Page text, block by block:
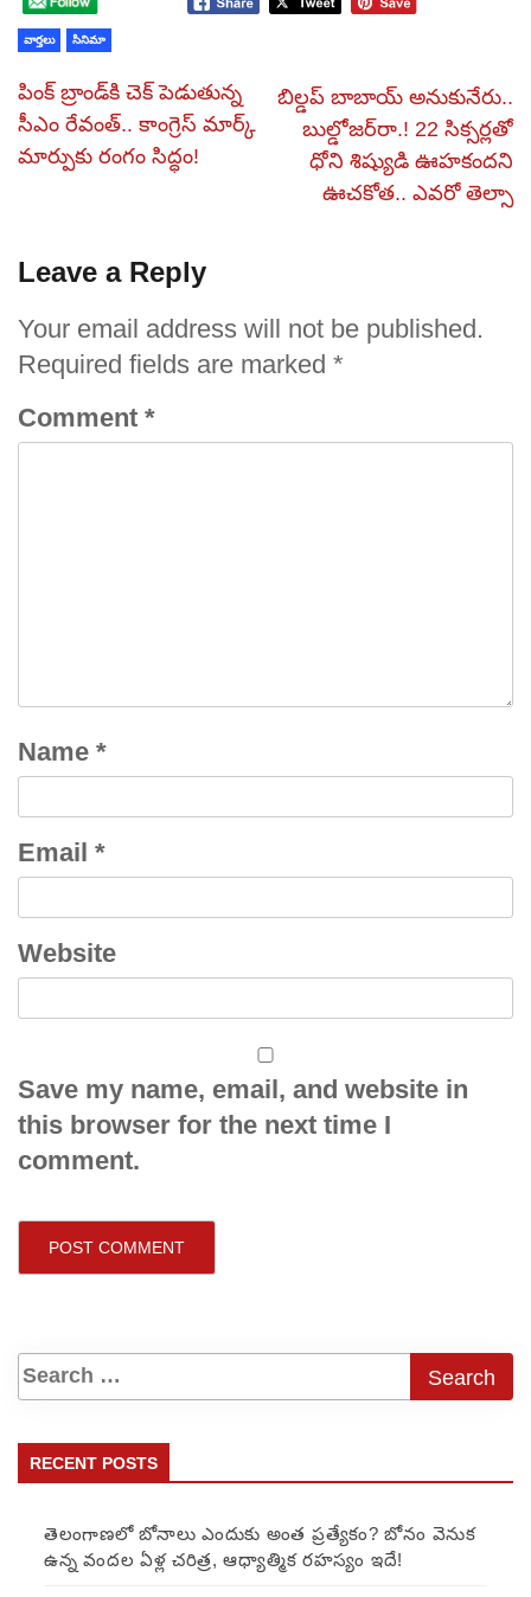
వార్తలు సినిమా
పింక్‌ బ్రాండ్‌కి చెక్‌ పెడుతున్న
సీఎం రేవంత్‌.. కాంగ్రెస్‌ మార్క్‌
మార్పుకు రంగం సిద్ధం!
బిల్డప్ బాబాయ్ అనుకునేరు..
బుల్డోజర్‌రా.! 22 సిక్సర్లతో
ధోని శిష్యుడి ఊహకందని
ఊచకోత.. ఎవరో తెల్సా
Leave a Reply
Your email address will not be published.
Required fields are marked *
Comment *
Name *
Email *
Website
Save my name, email, and website in
this browser for the next time I
comment.
RECENT POSTS
తెలంగాణలో బోనాలు ఎందుకు అంత ప్రత్యేకం? బోనం వెనుక
ఉన్న వందల ఏళ్ల చరిత్ర, ఆధ్యాత్మిక రహస్యం ఇదే!